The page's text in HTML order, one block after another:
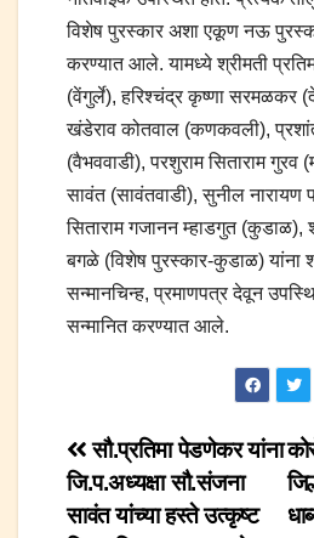
विशेष पुरस्कार अशा एकूण नऊ
करण्यात आले. यामध्ये श्रीमती
(वेंगुर्ले), हरिश्चंद्र कृष्णा सरमळकर
खंडेराव कोतवाल (कणकवली),
(वैभववाडी), परशुराम सिताराम गुरव
सावंत (सावंतवाडी), सुनील नारायण
सिताराम गजानन म्हाडगुत (कुडाळ),
बगळे (विशेष पुरस्कार-कुडाळ) यांना
सन्मानचिन्ह, प्रमाणपत्र देवून
सन्मानित करण्यात आले.
Post
navigation
सौ.प्रतिमा पेडणेकर यांना
जि.प.अध्यक्षा सौ.संजना
सावंत यांच्या हस्ते उत्कृष्ट